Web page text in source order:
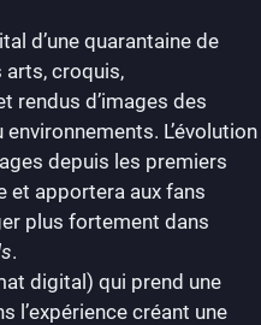
d’une quarantaine de
arts, croquis,
rendus d’images des
L’évolution
depuis les premiers
et apportera aux fans
plus fortement dans
.
digital) qui prend une
l’expérience créant une